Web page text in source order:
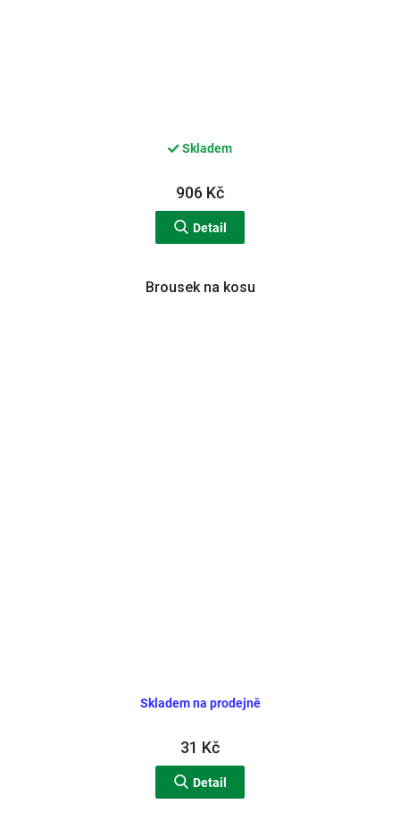
Skladem
906 Kč
Detail
Brousek na kosu
Skladem na prodejně
31 Kč
Detail